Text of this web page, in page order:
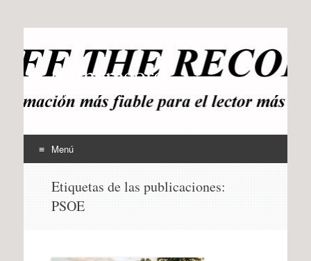
offtherecord
OTR
Menú
contenido
Etiquetas de las publicaciones:
PSOE